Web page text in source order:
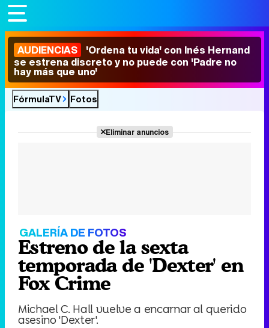
AUDIENCIAS 'Ordena tu vida' con Inés Hernand
se estrena discreto y no puede con 'Padre no
hay más que uno'
FórmulaTV Fotos
Eliminar anuncios
GALERÍA DE FOTOS
Estreno de la sexta
temporada de 'Dexter' en
Fox Crime
Michael C. Hall vuelve a encarnar al querido
asesino 'Dexter'.